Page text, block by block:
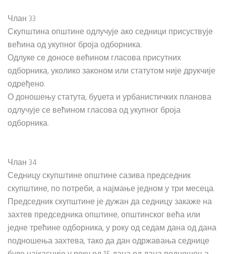
Члан 33
Скупштина општине одлучује ако седници присуствује
већина од укупног броја одборника.
Одлуке се доносе већином гласова присутних
одборника, уколико законом или статутом није друкчије
одређено.
О доношењу статута, буџета и урбанистичких планова
одлучује се већином гласова од укупног броја
одборника.
Члан 34
Седницу скупштине општине сазива председник
скупштине, по потреби, а најмање једном у три месеца.
Председник скупштине је дужан да седницу закаже на
захтев председника општине, општинског већа или
једне трећине одборника, у року од седам дана од дана
подношења захтева, тако да дан одржавања седнице